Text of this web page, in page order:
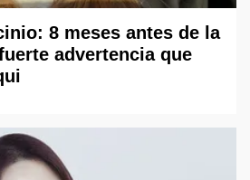
8 meses antes de la
advertencia que